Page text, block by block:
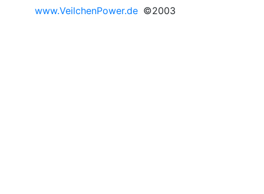
www.VeilchenPower.de ©2003